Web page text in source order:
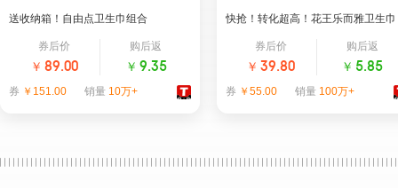
送收纳箱！自由点卫生巾组合
券后价
￥ 89.00
购后返
￥ 9.35
券 ￥151.00 销量 10万+
快抢！转化超高！花王乐而雅卫生巾
券后价
￥ 39.80
购后返
￥ 5.85
券 ￥55.00 销量 100万+